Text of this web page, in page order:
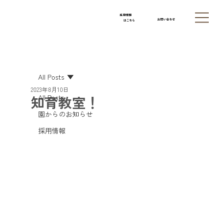
採用情報
はこちら
お問い合わせ
All Posts
園からのお知らせ
採用情報
All Posts
知育教室！
2023年8月10日